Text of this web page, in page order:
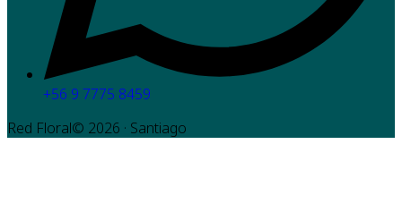
+56 9 7775 8459
Red Floral© 2026 · Santiago